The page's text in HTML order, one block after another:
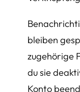
bleiben
zugehörige
du sie
Konto